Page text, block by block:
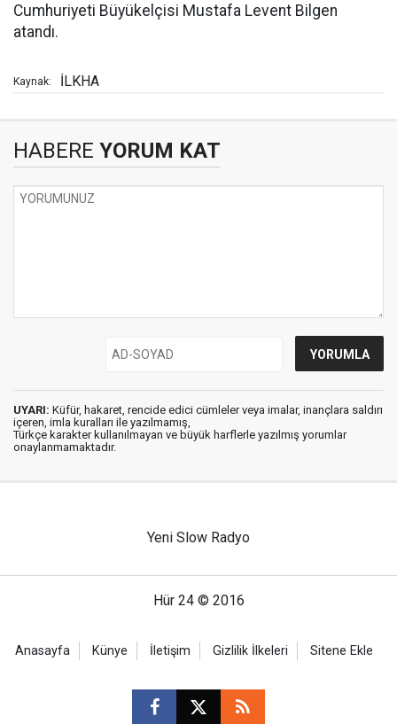
Cumhuriyeti Büyükelçisi Mustafa Levent Bilgen
atandı.
Kaynak: İLKHA
HABERE YORUM KAT
UYARI: Küfür, hakaret, rencide edici cümleler veya imalar, inançlara saldırı
içeren, imla kuralları ile yazılmamış,
Türkçe karakter kullanılmayan ve büyük harflerle yazılmış yorumlar
onaylanmamaktadır.
Yeni Slow Radyo
Hür 24 © 2016
Anasayfa Künye İletişim Gizlilik İlkeleri Sitene Ekle